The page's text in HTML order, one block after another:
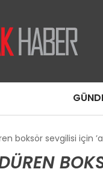
boksör sevgilisi için